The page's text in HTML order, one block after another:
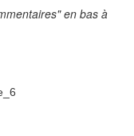
en bas à